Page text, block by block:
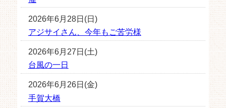
2026年6月28日(日)
アジサイさん、今年もご苦労様
2026年6月27日(土)
台風の一日
2026年6月26日(金)
手賀大橋